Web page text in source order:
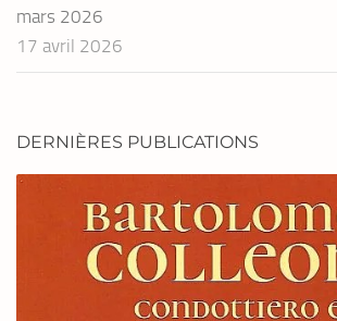
mars 2026
17 avril 2026
DERNIÈRES PUBLICATIONS